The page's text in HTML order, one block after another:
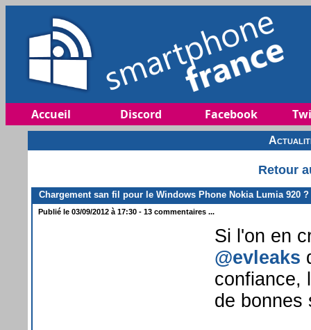
Accueil Discord Facebook
Retour
Chargement san fil pour le Windows Phone Nokia Lumia 920 ?
Publié le 03/09/2012 à 17:30 - 13 commentaires ...
Si l'on en
@evleaks
confiance,
de bonnes